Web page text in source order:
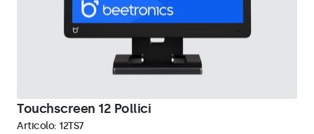
Touchscreen 12 Pollici
Articolo: 12TS7